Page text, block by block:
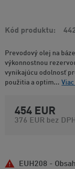
Kód produktu
Prevodový olej na
výkonnostnou
vynikajúcu odolnosť
použitia a optim...
454 EUR
376 EUR bez
EUH208 -